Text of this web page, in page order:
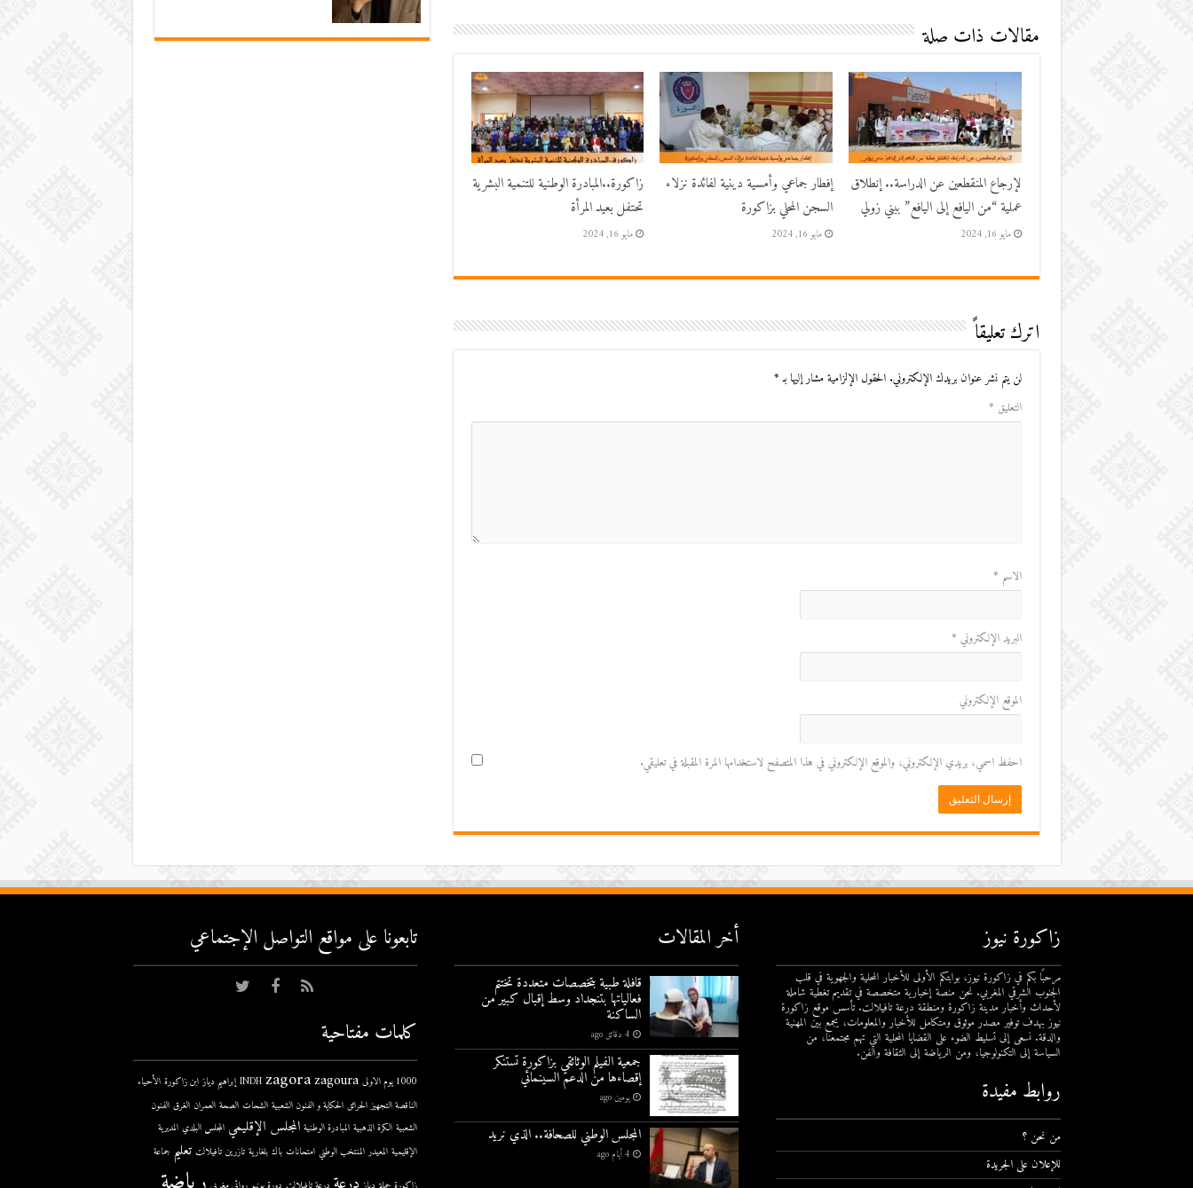
مقالات ذات صلة
لإرجاع المنقطعين عن الدراسة.. إنطلاق
عملية “من اليافع إلى اليافع” ببني زولي
مايو 16, 2024
إفطار جماعي وأمسية دينية لفائدة نزلاء
السجن المحلي بزاكورة
مايو 16, 2024
زاكورة..المبادرة الوطنية للتنمية البشرية
تحتفل بعيد المرأة
مايو 16, 2024
اترك تعليقاً
لن يتم نشر عنوان بريدك الإلكتروني. الحقول الإلزامية مشار إليها بـ*
التعليق *
الاسم *
البريد الإلكتروني *
الموقع الإلكتروني
احفظ اسمي، بريدي الإلكتروني، والموقع الإلكتروني في هذا المتصفح لاستخدامها المرة المقبلة في تعليقي.
زاكورة نيوز
مرحبًا بكم في زاكورة نيوز، بوابتكم الأولى للأخبار المحلية والجهوية في قلب
الجنوب الشرقي المغربي. نحن منصة إخبارية متخصصة في تقديم تغطية شاملة
لأحداث وأخبار مدينة زاكورة ومنطقة درعة تافيلالت. تأسس موقع زاكورة
نيوز بهدف توفير مصدر موثوق ومتكامل للأخبار والمعلومات، يجمع بين المهنية
والدقة. نسعى إلى تسليط الضوء على القضايا المحلية التي تهم مجتمعنا، من
السياسة إلى التكنولوجيا، ومن الرياضة إلى الثقافة والفن.
روابط مفيدة
من نحن ؟
للإعلان على الجريدة
أخر المقالات
قافلة طبية بتخصصات متعددة تختتم
فعالياتها بتنجداد وسط إقبال كبير من
الساكنة
4 دقائق ago
جمعية الفيلم الوثائقي بزاكورة تستنكر
إقصاءها من الدعم السينمائي
يومين ago
المجلس الوطني للصحافة.. الذي نريد
4 أيام ago
تابعونا على مواقع التواصل اﻹجتماعي
كلمات مفتاحية
1000 يوم الاولى INDH zagorazagoura إبراهيم دياز ابن زاكورة الأحياء
الناقصة التجهيز الحرائق الحكاية و الفنون الشعبية الشحات الصحة العمران الغرق الفنون
الشعبية الكرة الذهبية المبادرة الوطنية المجلس الإقليمي المجلس البلدي المديرية
الإقليمية المعيدر المنتخب الوطني امتحانات باك بلغارية تازرين تافيلالت تعليم جماعة